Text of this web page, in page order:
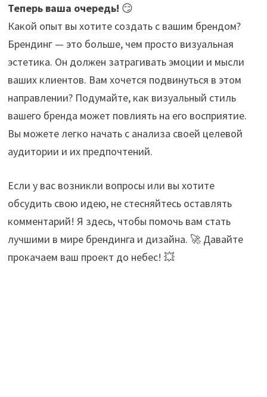
Теперь ваша очередь! 😏
Какой опыт вы хотите создать с вашим брендом?
Брендинг — это больше, чем просто визуальная
эстетика. Он должен затрагивать эмоции и мысли
ваших клиентов. Вам хочется подвинуться в этом
направлении? Подумайте, как визуальный стиль
вашего бренда может повлиять на его восприятие.
Вы можете легко начать с анализа своей целевой
аудитории и их предпочтений.
Если у вас возникли вопросы или вы хотите
обсудить свою идею, не стесняйтесь оставлять
комментарий! Я здесь, чтобы помочь вам стать
лучшими в мире брендинга и дизайна. 🚀 Давайте
прокачаем ваш проект до небес! 💥